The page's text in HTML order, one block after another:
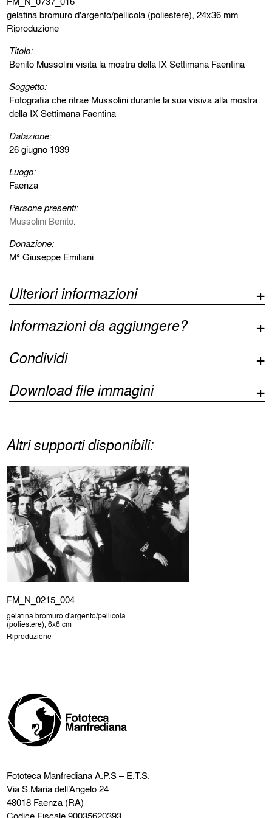
gelatina bromuro d'argento/pellicola (poliestere), 24x36 mm
Riproduzione
Titolo:
Benito Mussolini visita la mostra della IX Settimana Faentina
Soggetto:
Fotografia che ritrae Mussolini durante la sua visiva alla mostra
della IX Settimana Faentina
Datazione:
26 giugno 1939
Luogo:
Faenza
Persone presenti:
Mussolini Benito.
Donazione:
M° Giuseppe Emiliani
Ulteriori informazioni
Informazioni da aggiungere?
Condividi
Download file immagini
Altri supporti disponibili:
FM_N_0215_004
gelatina bromuro d'argento/pellicola
(poliestere), 6x6 cm
Riproduzione
Fototeca ManfredianaA.P.S – E.T.S.
Via S.Maria dell’Angelo 24
48018 Faenza (RA)